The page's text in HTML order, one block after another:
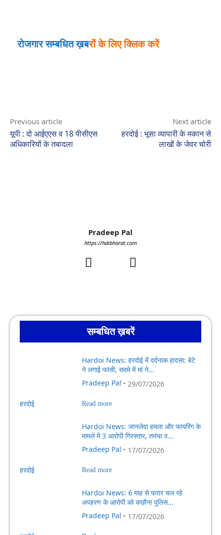
रोजगार सम्बधित ख़बरों के लिए क्लिक करें
Previous article
यूपी : दो आईएएस व 18 पीसीएस
अधिकारियों के तबादला
Next article
हरदोई : भूसा व्यापारी के मकान से
लाखों के जेवर चोरी
Pradeep Pal
https://hdibharat.com
सम्बधित ख़बरें
हरदोई
Hardoi News: हरदोई में दर्दनाक हादसा: बेटे
ने लगाई फांसी, सदमे में मां ने...
Pradeep Pal - 29/07/2026
Read more
हरदोई
Hardoi News: जानलेवा हमला और फायरिंग के
मामले में 3 आरोपी गिरफ्तार, तमंचा व...
Pradeep Pal - 17/07/2026
Read more
Hardoi News: 6 माह से फरार चल रहे
अपहरण के आरोपी को कछौना पुलिस...
Pradeep Pal - 17/07/2026